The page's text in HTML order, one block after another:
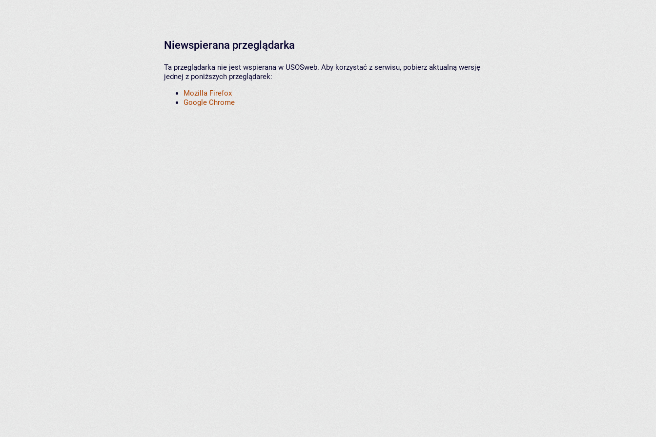
Niewspierana przeglądarka
Ta przeglądarka nie jest wspierana w USOSweb. Aby korzystać z serwisu, pobierz aktualną wersję
jednej z poniższych przeglądarek:
Mozilla Firefox
Google Chrome